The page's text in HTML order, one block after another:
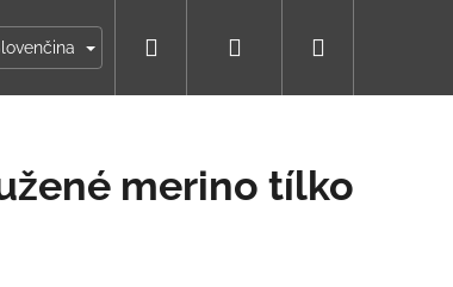
objednávka Prihlásenie
merino tílko